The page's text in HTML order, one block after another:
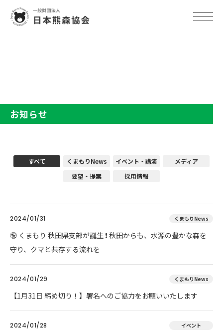
お知らせ
すべて くまもりNews イベント・講演
メディア
要望・提案
採用情報
2024/01/31 くまもりNews
㊗ くまもり 秋田県支部が誕生 ❗ 秋田からも、水源の豊かな森を
守り、クマと共存する流れを
2024/01/29 くまもりNews
【1月31日 締め切り！】署名へのご協力をお願いいたします
2024/01/28 イベント